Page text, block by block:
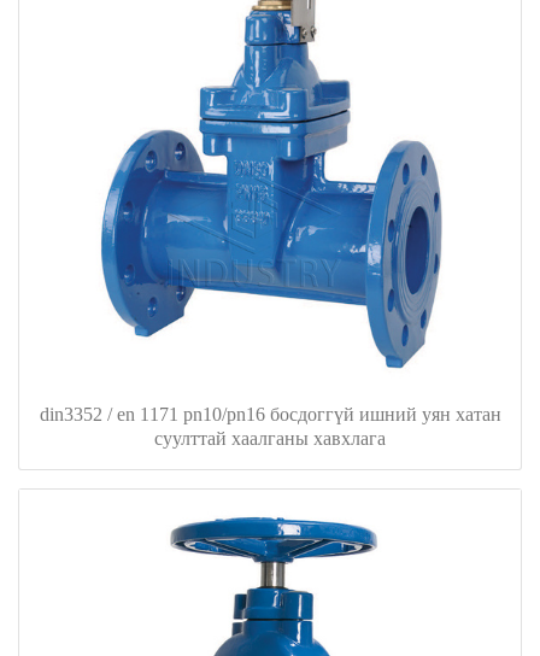
din3352 / en 1171 pn10/pn16 босдоггүй ишний уян хатан
суулттай хаалганы хавхлага